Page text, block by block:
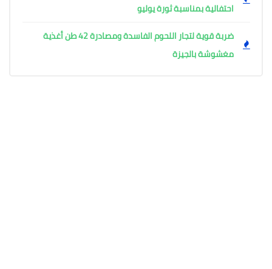
احتفالية بمناسبة ثورة يوليو
ضربة قوية لتجار اللحوم الفاسدة ومصادرة 42 طن أغذية
مغشوشة بالجيزة